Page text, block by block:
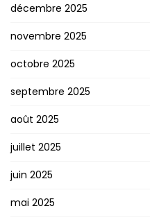
décembre 2025
novembre 2025
octobre 2025
septembre 2025
août 2025
juillet 2025
juin 2025
mai 2025